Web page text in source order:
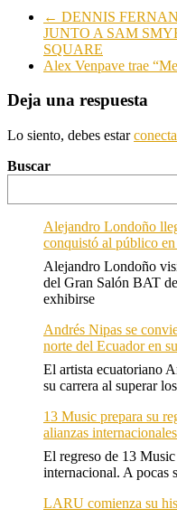
← DENNIS
JUNTO A SAM
SQUARE
Alex Venpave trae
Deja una respuesta
Lo siento, debes estar
Buscar
Alejandro Londoño
conquistó al público
Alejandro Londoño
del Gran Salón BAT
exhibirse
Andrés Nipas se
norte del Ecuador en
El artista ecuatoriano
su carrera al superar
13 Music prepara su
alianzas
El regreso de 13
internacional. A pocas
LARU comienza su